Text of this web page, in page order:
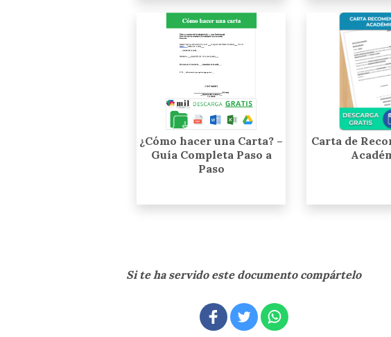
¿Cómo hacer una Carta? –
Guía Completa Paso a
Paso
Carta de
Si te ha servido este documento compártelo